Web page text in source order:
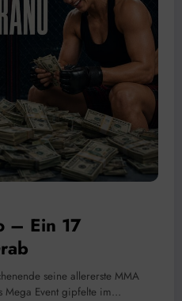
– Ein 17
seine allererste MMA
Mega Event gipfelte im…